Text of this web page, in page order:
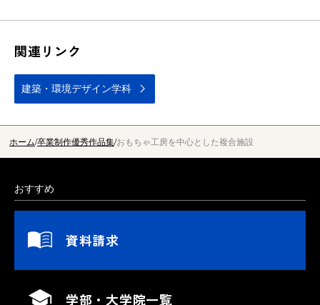
関連リンク
建築・環境デザイン学科
ホーム 卒業制作優秀作品集おもちゃ工房を中心とした複合施設
おすすめ
資料請求
学部・大学院一覧